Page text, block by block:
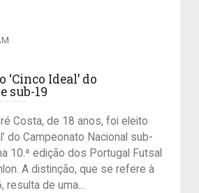
Ideal’ do
sub-19
Costa, de 18 anos, foi eleito
do Campeonato Nacional sub-
10.ª edição dos Portugal Futsal
A distinção, que se refere à
de uma...